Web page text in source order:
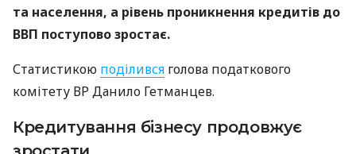
та населення, а рівень проникнення кредитів до
ВВП поступово зростає.
Статистикою поділився голова податкового
комітету ВР Данило Гетманцев.
Кредитування бізнесу продовжує